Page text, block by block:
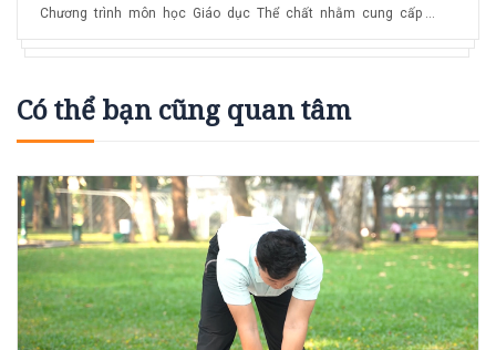
Chương trình môn học Giáo dục Thể chất nhằm cung cấp ...
Có thể bạn cũng quan tâm